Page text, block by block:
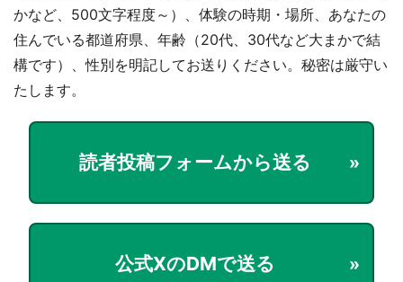
かなど、500文字程度～）、体験の時期・場所、あなたの
住んでいる都道府県、年齢（20代、30代など大まかで結
構です）、性別を明記してお送りください。秘密は厳守い
たします。
読者投稿フォームから送る
公式XのDMで送る